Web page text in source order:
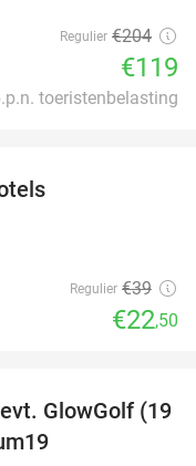
Regulier €204
€119
toeristenbelasting
Regulier €39
€22,50
36%
GlowGolf (19